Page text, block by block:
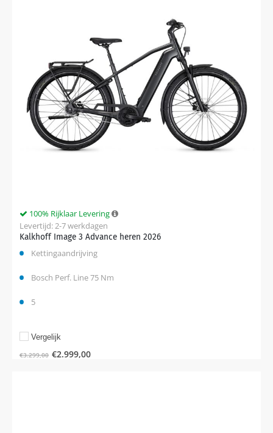
Kalkhoff Image 3 Advance heren 2026
100% Rijklaar Levering
Levertijd: 2-7 werkdagen
Kettingaandrijving
Bosch Perf. Line 75 Nm
5
€3.299,00 €2.999,00
Vergelijk